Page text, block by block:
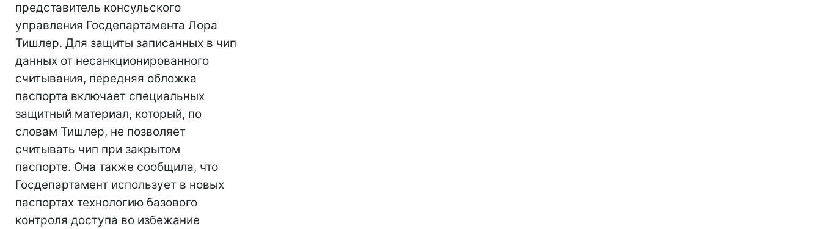
представитель консульского
управления Госдепартамента Лора
Тишлер. Для защиты записанных в чип
данных от несанкционированного
считывания, передняя обложка
паспорта включает специальных
защитный материал, который, по
словам Тишлер, не позволяет
считывать чип при закрытом
паспорте. Она также сообщила, что
Госдепартамент использует в новых
паспортах технологию базового
контроля доступа во избежание